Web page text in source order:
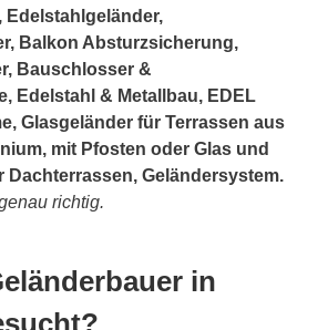
Edelstahlgeländer,
Balkon Absturzsicherung,
Bauschlosser &
Edelstahl & Metallbau, EDEL
Glasgeländer für Terrassen aus
mit Pfosten oder Glas und
Dachterrassen, Geländersystem.
richtig.
in